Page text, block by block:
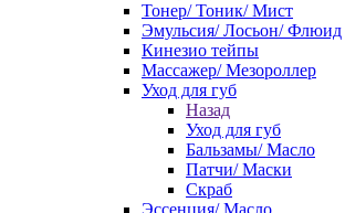
Тонер/ Тоник/ Мист
Эмульсия/ Лосьон/ Флюид
Кинезио тейпы
Массажер/ Мезороллер
Уход для губ
Назад
Уход для губ
Бальзамы/ Масло
Патчи/ Маски
Скраб
Эссенция/ Масло